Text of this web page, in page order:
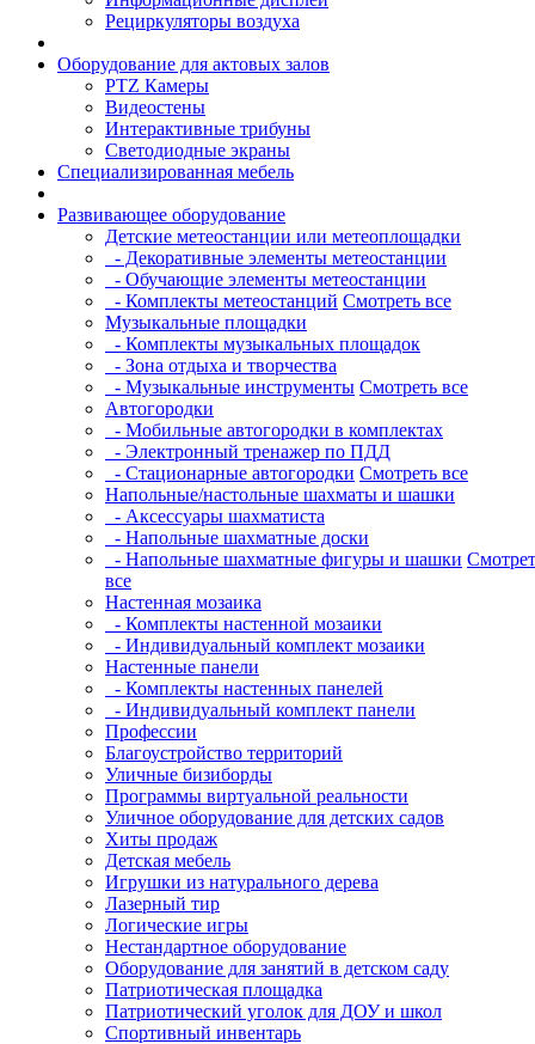
Рециркуляторы воздуха
Оборудование для актовых залов
PTZ Камеры
Видеостены
Интерактивные трибуны
Светодиодные экраны
Специализированная мебель
Развивающее оборудование
Детские метеостанции или метеоплощадки
- Декоративные элементы метеостанции
- Обучающие элементы метеостанции
- Комплекты метеостанций Смотреть все
Музыкальные площадки
- Комплекты музыкальных площадок
- Зона отдыха и творчества
- Музыкальные инструменты Смотреть все
Автогородки
- Мобильные автогородки в комплектах
- Электронный тренажер по ПДД
- Стационарные автогородки Смотреть все
Напольные/настольные шахматы и шашки
- Аксессуары шахматиста
- Напольные шахматные доски
- Напольные шахматные фигуры и шашки
все
Настенная мозаика
- Комплекты настенной мозаики
- Индивидуальный комплект мозаики
Настенные панели
- Комплекты настенных панелей
- Индивидуальный комплект панели
Профессии
Благоустройство территорий
Уличные бизиборды
Программы виртуальной реальности
Уличное оборудование для детских садов
Хиты продаж
Детская мебель
Игрушки из натурального дерева
Лазерный тир
Логические игры
Нестандартное оборудование
Оборудование для занятий в детском саду
Патриотическая площадка
Патриотический уголок для ДОУ и школ
Спортивный инвентарь